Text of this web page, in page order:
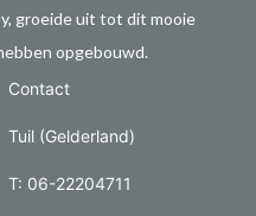
groeide uit tot dit mooie
opgebouwd.
Contact
Tuil (Gelderland)
T: 06-22204711